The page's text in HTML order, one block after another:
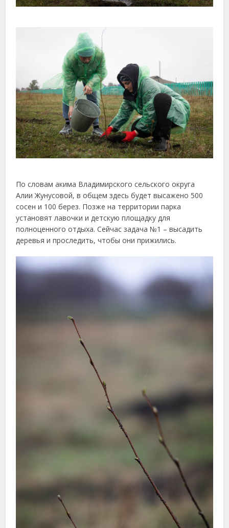
По словам акима Владимирского сельского округа
Алии Жунусовой, в общем здесь будет высажено 500
сосен и 100 берез. Позже на территории парка
установят лавочки и детскую площадку для
полноценного отдыха. Сейчас задача №1 – высадить
деревья и проследить, чтобы они прижились.